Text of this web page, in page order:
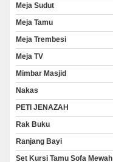
Meja Sudut
Meja Tamu
Meja Trembesi
Meja TV
Mimbar Masjid
Nakas
PETI JENAZAH
Rak Buku
Ranjang Bayi
Set Kursi Tamu Sofa Mewah